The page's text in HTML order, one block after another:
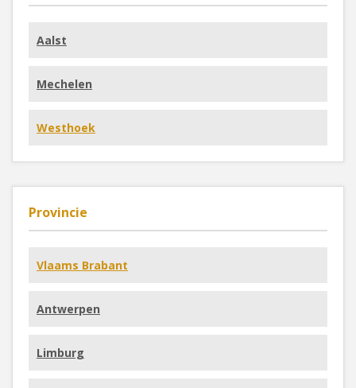
Aalst
Mechelen
Westhoek
Provincie
Vlaams Brabant
Antwerpen
Limburg